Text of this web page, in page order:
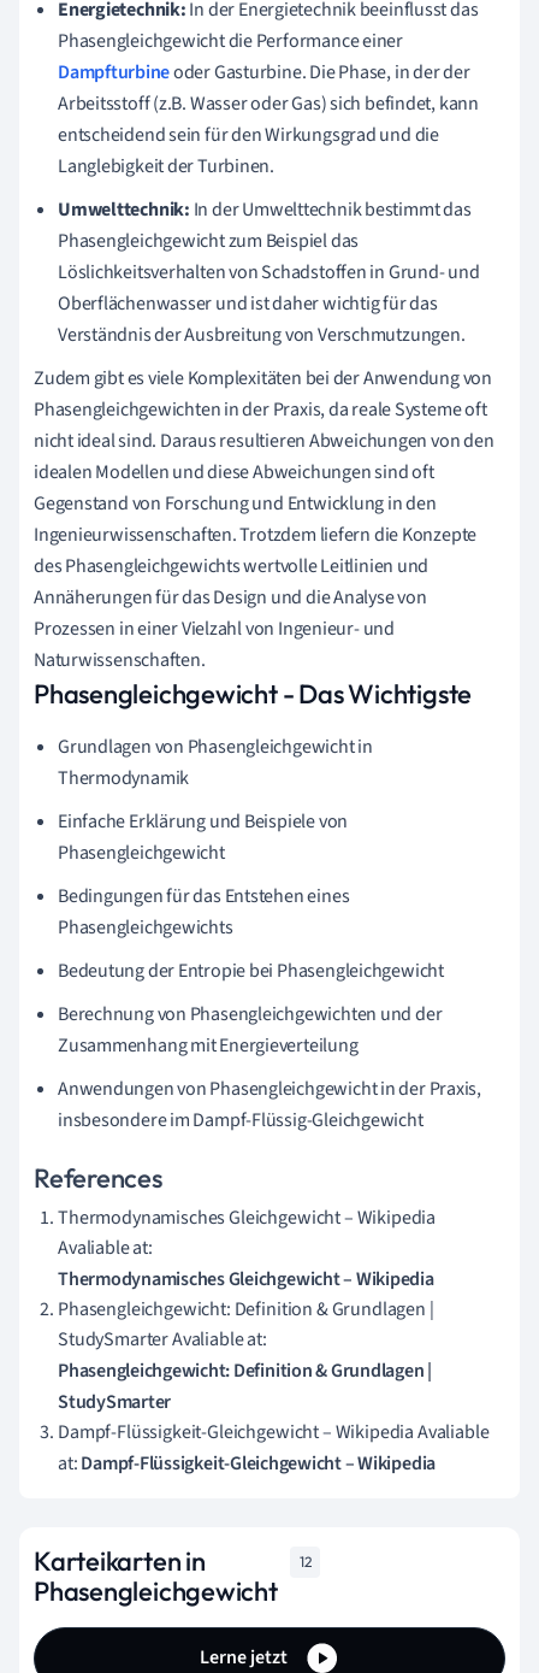
Energietechnik:In der Energietechnik beeinflusst das
Phasengleichgewicht die Performance einer
Dampfturbineoder Gasturbine. Die Phase, in der der
Arbeitsstoff (z.B. Wasser oder Gas) sich befindet, kann
entscheidend sein für den Wirkungsgrad und die
Langlebigkeit der Turbinen.
Umwelttechnik: In der Umwelttechnik bestimmt das
Phasengleichgewicht zum Beispiel das
Löslichkeitsverhalten von Schadstoffen in Grund- und
Oberflächenwasser und ist daher wichtig für das
Verständnis der Ausbreitung von Verschmutzungen.
Zudem gibt es viele Komplexitäten bei der Anwendung von
Phasengleichgewichten in der Praxis, da reale Systeme oft
nicht ideal sind. Daraus resultieren Abweichungen von den
idealen Modellen und diese Abweichungen sind oft
Gegenstand von Forschung und Entwicklung in den
Ingenieurwissenschaften. Trotzdem liefern die Konzepte
des Phasengleichgewichts wertvolle Leitlinien und
Annäherungen für das Design und die Analyse von
Prozessen in einer Vielzahl von Ingenieur- und
Naturwissenschaften.
Phasengleichgewicht - Das Wichtigste
Grundlagen von Phasengleichgewicht in
Thermodynamik
Einfache Erklärung und Beispiele von
Phasengleichgewicht
Bedingungen für das Entstehen eines
Phasengleichgewichts
Bedeutung der Entropie bei Phasengleichgewicht
Berechnung von Phasengleichgewichten und der
Zusammenhang mit Energieverteilung
Anwendungen von Phasengleichgewicht in der Praxis,
insbesondere im Dampf-Flüssig-Gleichgewicht
References
Thermodynamisches Gleichgewicht – Wikipedia
Avaliable at:
Thermodynamisches Gleichgewicht – Wikipedia
Phasengleichgewicht: Definition & Grundlagen |
StudySmarter Avaliable at:
Phasengleichgewicht: Definition & Grundlagen |
StudySmarter
Dampf-Flüssigkeit-Gleichgewicht – Wikipedia Avaliable
at:Dampf-Flüssigkeit-Gleichgewicht – Wikipedia
Karteikarten in
Phasengleichgewicht
12
Lerne jetzt